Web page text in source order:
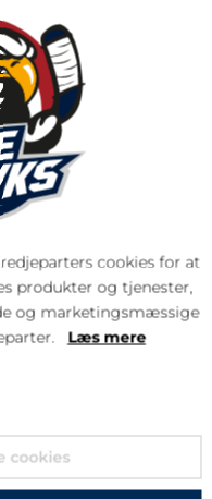
cookies for at
produkter og tjenester,
og marketingsmæssige
Læs mere
cookies